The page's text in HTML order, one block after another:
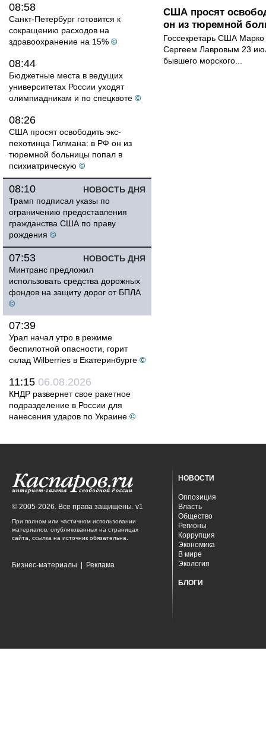
08:58
Санкт-Петербург готовится к
сокращению расходов на
здравоохранение на 15% ©
08:44
Бюджетные места в ведущих
университетах России уходят
олимпиадникам и по спецквоте ©
08:26
США просят освободить экс-
пехотинца Гилмана: в РФ он из
тюремной больницы попал в
психиатрическую ©
НОВОСТЬ ДНЯ
08:10
Трамп подписал указы по
ограничению предоставления
гражданства США по праву
рождения ©
НОВОСТЬ ДНЯ
07:53
Минтранс предложил
использовать средства дорожных
фондов на защиту дорог от БПЛА
©
07:39
Урал начал утро в режиме
беспилотной опасности, горит
склад Wilberries в Екатеринбурге ©
11:15 06.08.2026
КНДР развернет свое ракетное
подразделение в России для
нанесения ударов по Украине ©
США просят
он из тюремной
Госсекретарь США
Сергеем Лавровым 23
бывшего морского...
© 2005-2026. Все права защищены. v1
При полном или частичном использовании
материалов, опубликованных на страницах
сайта, ссылка на источник обязательна.
Бизнес-материалы Реклама
НОВОСТИ
Оппозиция
Власть
Общество
Регионы
Коррупция
Экономика
В мире
Экология
БЛОГИ